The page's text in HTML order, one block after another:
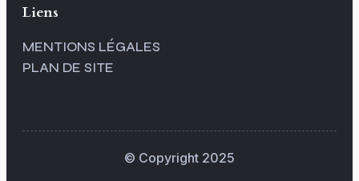
Liens
MENTIONS LÉGALES
PLAN DE SITE
© Copyright 2025